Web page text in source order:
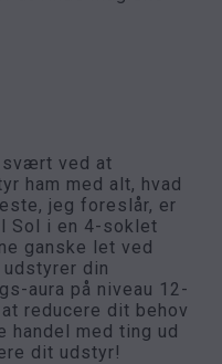
svært ved at
ham med alt, hvad
jeg foreslår, er
Sol i en 4-soklet
ganske let ved
din
aura på niveau 12-
reducere dit behov
handel med ting ud
dit udstyr!